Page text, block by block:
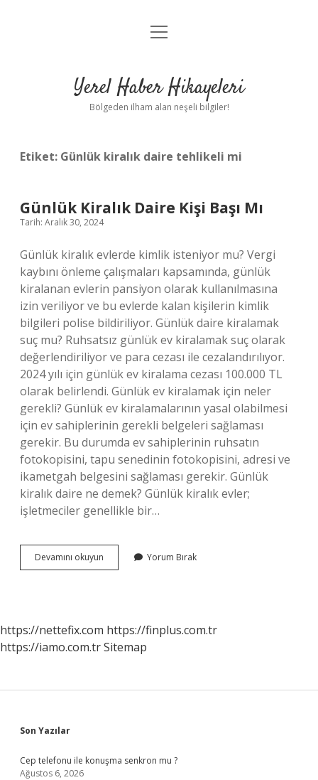
Anasayfa
Yasal Uyarı
menüyü
Yerel Haber Hikayeleri
Bölgeden ilham alan neşeli bilgiler!
Etiket: Günlük kiralık daire tehlikeli mi
Günlük Kiralık Daire Kişi Başı Mı
Tarih: Aralık 30, 2024
Günlük kiralık evlerde kimlik isteniyor mu? Vergi
kaybını önleme çalışmaları kapsamında, günlük
kiralanan evlerin pansiyon olarak kullanılmasına
izin veriliyor ve bu evlerde kalan kişilerin kimlik
bilgileri polise bildiriliyor. Günlük daire kiralamak
suç mu? Ruhsatsız günlük ev kiralamak suç olarak
değerlendiriliyor ve para cezası ile cezalandırılıyor.
2024 yılı için günlük ev kiralama cezası 100.000 TL
olarak belirlendi. Günlük ev kiralamak için neler
gerekli? Günlük ev kiralamalarının yasal olabilmesi
için ev sahiplerinin gerekli belgeleri sağlaması
gerekir. Bu durumda ev sahiplerinin ruhsatın
fotokopisini, tapu senedinin fotokopisini, adresi ve
ikametgah belgesini sağlaması gerekir. Günlük
kiralık daire ne demek? Günlük kiralık evler;
işletmeciler genellikle bir…
Devamını okuyun
Kiralık
Yorum Bırak
https://nettefix.com https://finplus.com.tr
https://iamo.com.trSitemap
Sidebar
Son Yazılar
Cep telefonu ile konuşma senkron mu ?
Ağustos 6, 2026